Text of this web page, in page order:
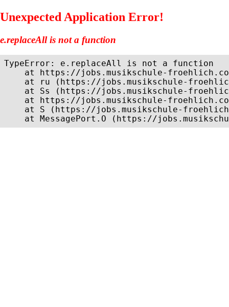
Unexpected Application Error!
e.replaceAll is not a function
TypeError: e.replaceAll is not a function
at https://jobs.musikschule-
at ru (https://jobs.musikschule-
at Ss (https://jobs.musikschule-
at https://jobs.musikschule-
at S (https://jobs.musikschule-
at MessagePort.O (https://